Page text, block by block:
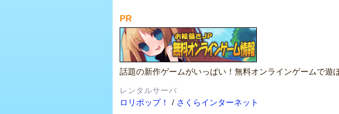
PR
話題の新作ゲームがいっぱい！無料オンラインゲームで遊
レンタルサーバ
ロリポップ！ / さくらインターネット